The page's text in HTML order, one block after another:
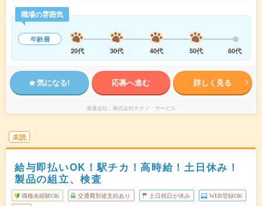
職場の雰囲気
年齢層
20代
30代 40代 50代 60代
気になる! 応募へ進む 詳しく見る
派遣会社 株式会社テクノ・サービス
未読
給与即払いOK！駅チカ！高時給！土日休み！
製品の組立、検査
職種未経験OK 交通費別途支給あり 土日祝日が休み WEB登録OK